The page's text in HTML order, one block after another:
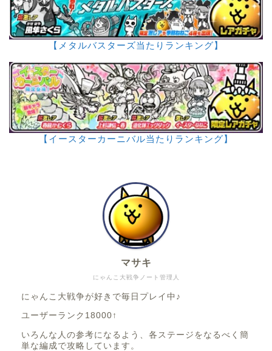
【メタルバスターズ当たりランキング】
【イースターカーニバル当たりランキング】
にゃんこ大戦争ノート管理人
マサキ
にゃんこ大戦争が好きで毎日プレイ中♪
ユーザーランク18000↑
いろんな人の参考になるよう、各ステージをなるべく簡
単な編成で攻略しています。